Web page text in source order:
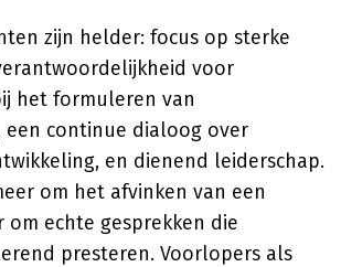
zijn helder: focus op sterke
voor
het formuleren van
continue dialoog over
en dienend leiderschap.
om het afvinken van een
echte gesprekken die
presteren. Voorlopers als